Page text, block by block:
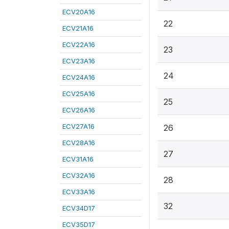
ECV20A16
ECV21A16
ECV22A16
ECV23A16
ECV24A16
ECV25A16
ECV26A16
ECV27A16
ECV28A16
ECV31A16
ECV32A16
ECV33A16
ECV34D17
ECV35D17
22
23
24
25
26
27
28
32